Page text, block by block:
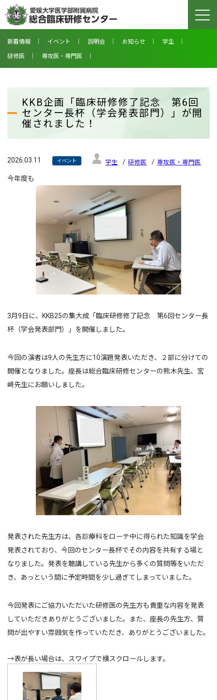
新着情報 イベント 説明会 お知らせ 学生
研修医 専攻医・専門医
KKB企画「臨床研修修了記念 第6回
センター長杯（学会発表部門）」が開
催されました！
2026.03.11 イベント 学生 研修医 専攻医・専門医
今年度も
3月9日に、KKB25の集大成「臨床研修修了記念 第6回センター長
杯（学会発表部門）」を開催しました。
今回の演者は9人の先生方に10演題発表いただき、２部に分けての
開催となりました。座長は総合臨床研修センターの熊木先生、宮
﨑先生にお願いしました。
発表された先生方は、各診療科をローテ中に得られた知識を学会
発表されており、今回のセンター長杯でその内容を共有する場と
なりました。発表を聴講している先生から多くの質問等をいただ
き、あっという間に予定時間を少し過ぎてしまっていました。
今回発表にご協力いただいた研修医の先生方も貴重な内容を発表
していただきありがとうございました。また、座長の先生方、質
問が出やすい雰囲気を作っていただき、ありがとうございました。